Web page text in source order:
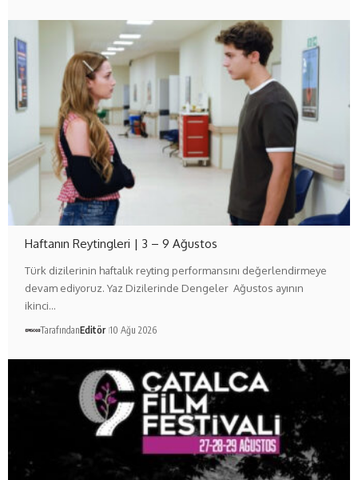
Haftanın Reytingleri | 3 – 9 Ağustos
Türk dizilerinin haftalık reyting performansını değerlendirmeye
devam ediyoruz. Yaz Dizilerinde Dengeler Ağustos ayının
ikinci…
TarafındanEditör 10 Ağu 2026